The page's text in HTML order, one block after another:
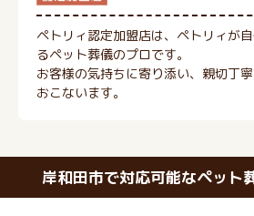
ペトリィ認定加盟店は、ペトリィが
るペット葬儀のプロです。
お客様の気持ちに寄り添い、親切丁
おこないます。
岸和田市で対応可能なペット